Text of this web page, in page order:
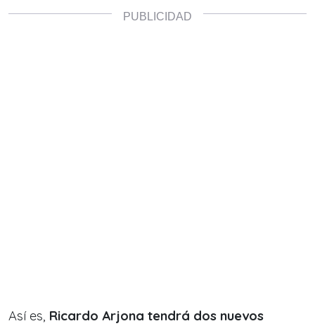
Así es, Ricardo Arjona tendrá dos nuevos